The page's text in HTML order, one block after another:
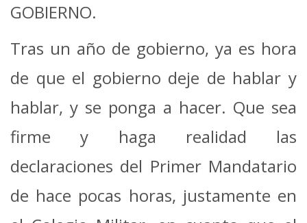
GOBIERNO.
Tras un año de gobierno, ya es hora
de que el gobierno deje de hablar y
hablar, y se ponga a hacer. Que sea
firme y haga realidad las
declaraciones del Primer Mandatario
de hace pocas horas, justamente en